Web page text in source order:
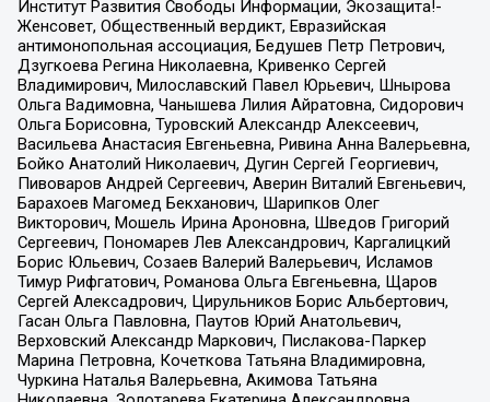
Институт Развития Свободы Информации, Экозащита!-
Женсовет, Общественный вердикт, Евразийская
антимонопольная ассоциация, Бедушев Петр Петрович,
Дзугкоева Регина Николаевна, Кривенко Сергей
Владимирович, Милославский Павел Юрьевич, Шнырова
Ольга Вадимовна, Чанышева Лилия Айратовна, Сидорович
Ольга Борисовна, Туровский Александр Алексеевич,
Васильева Анастасия Евгеньевна, Ривина Анна Валерьевна,
Бойко Анатолий Николаевич, Дугин Сергей Георгиевич,
Пивоваров Андрей Сергеевич, Аверин Виталий Евгеньевич,
Барахоев Магомед Бекханович, Шарипков Олег
Викторович, Мошель Ирина Ароновна, Шведов Григорий
Сергеевич, Пономарев Лев Александрович, Каргалицкий
Борис Юльевич, Созаев Валерий Валерьевич, Исламов
Тимур Рифгатович, Романова Ольга Евгеньевна, Щаров
Сергей Алексадрович, Цирульников Борис Альбертович,
Гасан Ольга Павловна, Паутов Юрий Анатольевич,
Верховский Александр Маркович, Пислакова-Паркер
Марина Петровна, Кочеткова Татьяна Владимировна,
Чуркина Наталья Валерьевна, Акимова Татьяна